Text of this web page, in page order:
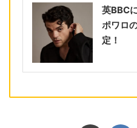
英BBC
ポワロ
定！